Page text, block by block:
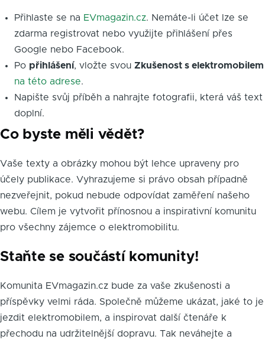
Přihlaste se na EVmagazin.cz. Nemáte-li účet lze se
zdarma registrovat nebo využijte přihlášení přes
Google nebo Facebook.
Po přihlášení, vložte svou Zkušenost s elektromobilem
na této adrese.
Napište svůj příběh a nahrajte fotografii, která váš text
doplní.
Co byste měli vědět?
Vaše texty a obrázky mohou být lehce upraveny pro
účely publikace. Vyhrazujeme si právo obsah případně
nezveřejnit, pokud nebude odpovídat zaměření našeho
webu. Cílem je vytvořit přínosnou a inspirativní komunitu
pro všechny zájemce o elektromobilitu.
Staňte se součástí komunity!
Komunita EVmagazin.cz bude za vaše zkušenosti a
příspěvky velmi ráda. Společně můžeme ukázat, jaké to je
jezdit elektromobilem, a inspirovat další čtenáře k
přechodu na udržitelnější dopravu. Tak neváhejte a